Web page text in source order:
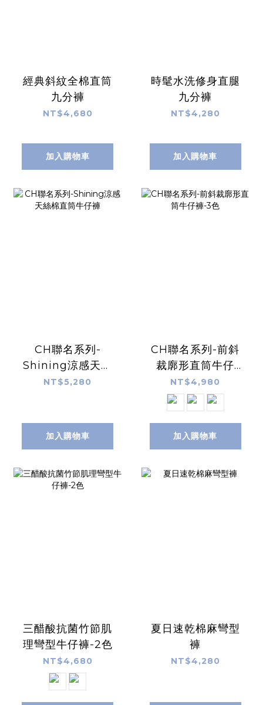
經典斜紋全棉直筒
九分褲
NT$4,680
加入購物車
時髦水洗修身直腿
九分褲
NT$4,280
加入購物車
CH聯名系列-
Shining涼感天絲
棉直筒牛仔褲
NT$5,280
加入購物車
CH聯名系列-前斜
裁廓形直筒牛仔
褲-3色
NT$4,980
加入購物車
三醋酸抗菌竹節肌
理彎型牛仔褲-2色
NT$4,680
夏日速乾棉麻彎型
褲
NT$4,280